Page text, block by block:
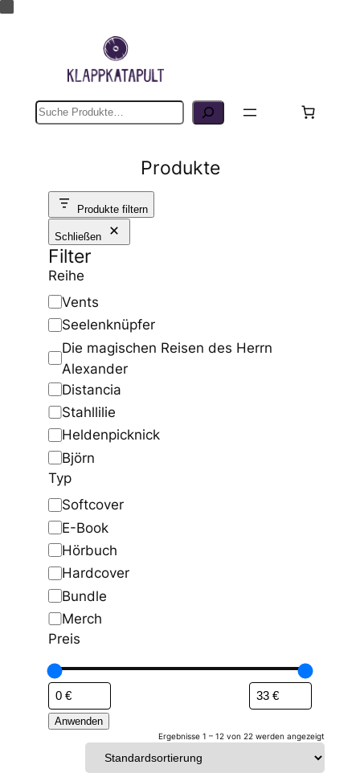
Suche
Produkte
Produkte filtern
Schließen
Filter
Reihe
R
e
h
e
Vents
Seelenknüpfer
Die magischen Reisen des Herrn
Alexander
Distancia
Stahllilie
Heldenpicknick
Björn
Typ
T
y
p
Softcover
E-Book
Hörbuch
Hardcover
Bundle
Merch
Preis
Anwenden
Ergebnisse 1 – 12 von 22 werden angezeigt